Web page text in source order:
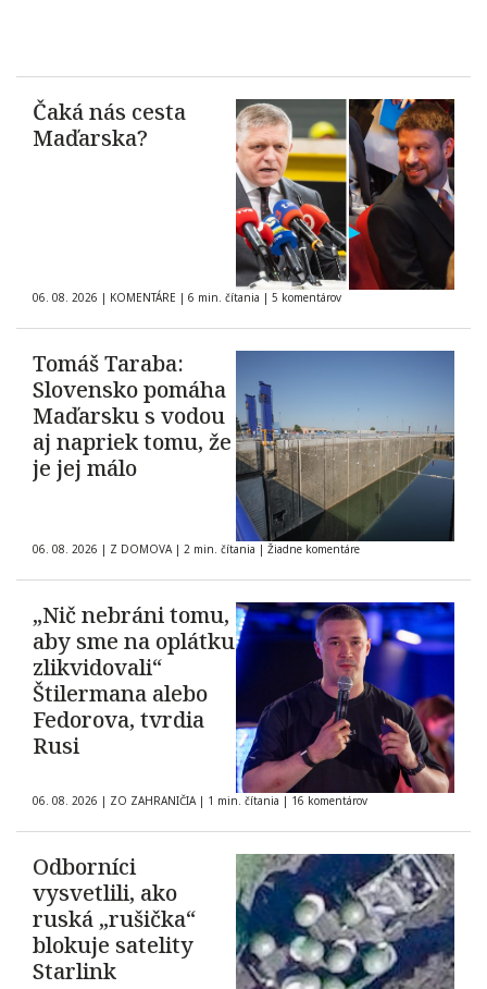
Čaká nás cesta
Maďarska?
06. 08. 2026 | KOMENTÁRE | 6 min. čítania | 5 komentárov
Tomáš Taraba:
Slovensko pomáha
Maďarsku s vodou
aj napriek tomu, že
je jej málo
06. 08. 2026 | Z DOMOVA | 2 min. čítania | Žiadne komentáre
„Nič nebráni tomu,
aby sme na oplátku
zlikvidovali“
Štilermana alebo
Fedorova, tvrdia
Rusi
06. 08. 2026 | ZO ZAHRANIČIA | 1 min. čítania | 16 komentárov
Odborníci
vysvetlili, ako
ruská „rušička“
blokuje satelity
Starlink